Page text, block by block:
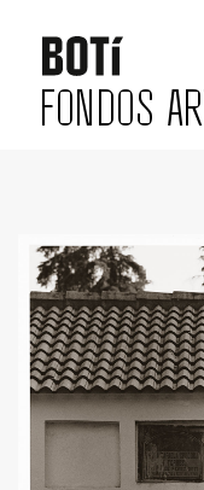
FONDOS